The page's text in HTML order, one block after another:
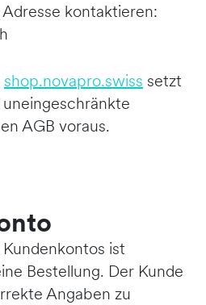
kontaktieren:
shop.novapro.swiss setzt
AGB voraus.
ist
Bestellung. Der Kunde
Angaben zu